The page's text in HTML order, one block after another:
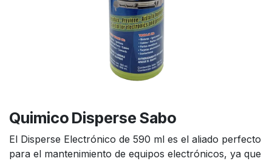
Quimico Disperse Sabo
El Disperse Electrónico de 590 ml es el aliado perfecto
para el mantenimiento de equipos electrónicos, ya que